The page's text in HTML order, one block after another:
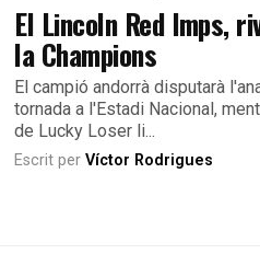
El Lincoln Red Imps,
la Champions
El campió andorrà disputarà
tornada a l'Estadi Nacional,
de Lucky Loser li...
Escrit perVíctor Rodrigues